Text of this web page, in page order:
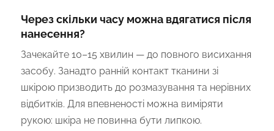
Через скільки часу можна вдягатися після
нанесення?
Зачекайте 10–15 хвилин — до повного висихання
засобу. Занадто ранній контакт тканини зі
шкірою призводить до розмазування та нерівних
відбитків. Для впевненості можна виміряти
рукою: шкіра не повинна бути липкою.